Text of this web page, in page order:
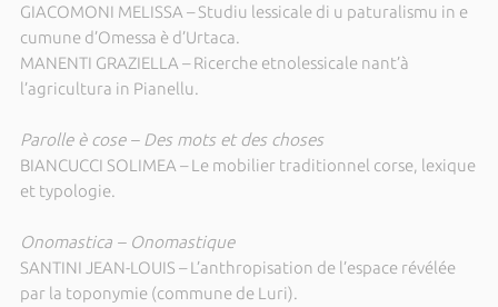
GIACOMONI MELISSA – Studiu lessicale di u paturalismu in e
cumune d’Omessa è d’Urtaca.
MANENTI GRAZIELLA – Ricerche etnolessicale nant’à
l’agricultura in Pianellu.
Parolle è cose – Des mots et des choses
BIANCUCCI SOLIMEA – Le mobilier traditionnel corse, lexique
et typologie.
Onomastica – Onomastique
SANTINI JEAN-LOUIS – L’anthropisation de l’espace révélée
par la toponymie (commune de Luri).